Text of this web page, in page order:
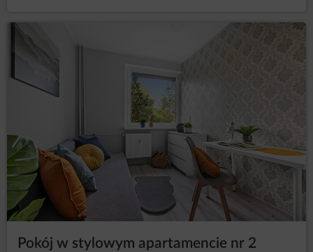
Pokój w stylowym apartamencie nr 2